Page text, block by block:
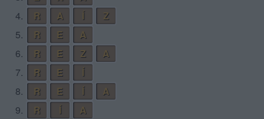
4.
R A Í
Z
5.
R E
A
6.
R E Z
A
7.
R E
Í
8.
R E Í
A
9.
R Í
A